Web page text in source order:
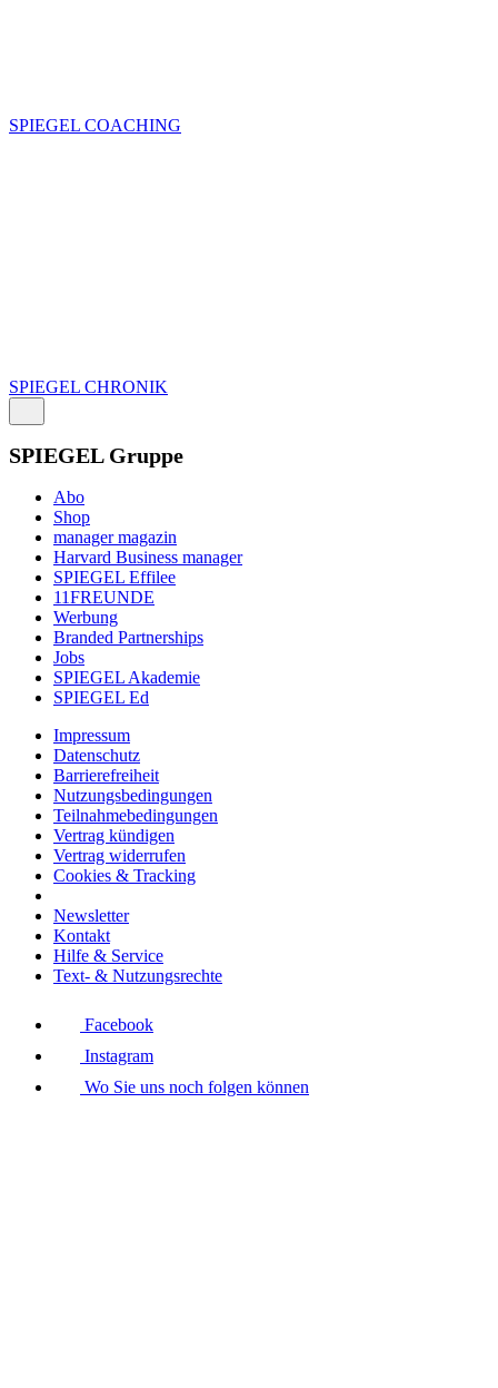
SPIEGEL COACHING
SPIEGEL CHRONIK
SPIEGEL Gruppe
Abo
Shop
manager magazin
Harvard Business manager
SPIEGEL Effilee
11FREUNDE
Werbung
Branded Partnerships
Jobs
SPIEGEL Akademie
SPIEGEL Ed
Impressum
Datenschutz
Barrierefreiheit
Nutzungsbedingungen
Teilnahmebedingungen
Vertrag kündigen
Vertrag widerrufen
Cookies & Tracking
Newsletter
Kontakt
Hilfe & Service
Text- & Nutzungsrechte
Facebook
Instagram
Wo Sie uns noch folgen können